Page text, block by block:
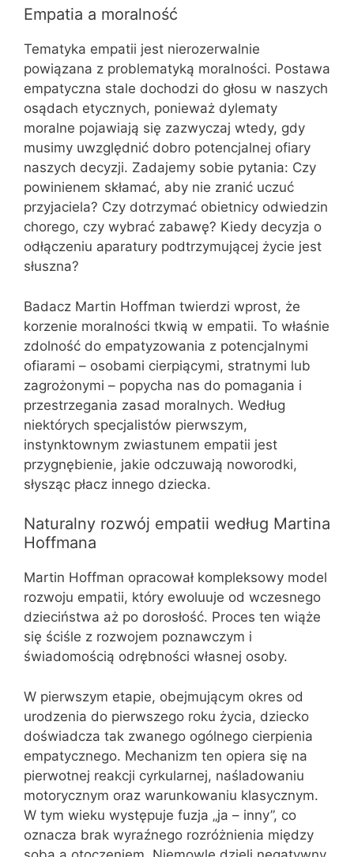
Empatia a moralność
Tematyka empatii jest nierozerwalnie
powiązana z problematyką moralności. Postawa
empatyczna stale dochodzi do głosu w naszych
osądach etycznych, ponieważ dylematy
moralne pojawiają się zazwyczaj wtedy, gdy
musimy uwzględnić dobro potencjalnej ofiary
naszych decyzji. Zadajemy sobie pytania: Czy
powinienem skłamać, aby nie zranić uczuć
przyjaciela? Czy dotrzymać obietnicy odwiedzin
chorego, czy wybrać zabawę? Kiedy decyzja o
odłączeniu aparatury podtrzymującej życie jest
słuszna?
Badacz Martin Hoffman twierdzi wprost, że
korzenie moralności tkwią w empatii. To właśnie
zdolność do empatyzowania z potencjalnymi
ofiarami – osobami cierpiącymi, stratnymi lub
zagrożonymi – popycha nas do pomagania i
przestrzegania zasad moralnych. Według
niektórych specjalistów pierwszym,
instynktownym zwiastunem empatii jest
przygnębienie, jakie odczuwają noworodki,
słysząc płacz innego dziecka.
Naturalny rozwój empatii według Martina
Hoffmana
Martin Hoffman opracował kompleksowy model
rozwoju empatii, który ewoluuje od wczesnego
dzieciństwa aż po dorosłość. Proces ten wiąże
się ściśle z rozwojem poznawczym i
świadomością odrębności własnej osoby.
W pierwszym etapie, obejmującym okres od
urodzenia do pierwszego roku życia, dziecko
doświadcza tak zwanego ogólnego cierpienia
empatycznego. Mechanizm ten opiera się na
pierwotnej reakcji cyrkularnej, naśladowaniu
motorycznym oraz warunkowaniu klasycznym.
W tym wieku występuje fuzja „ja – inny”, co
oznacza brak wyraźnego rozróżnienia między